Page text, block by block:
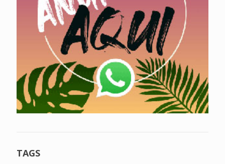
TAGS